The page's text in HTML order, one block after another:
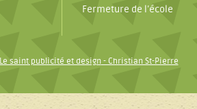
Fermeture de l’école
Le saint publicité et design- Christian St-Pierre